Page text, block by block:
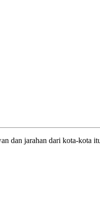
dan jarahan dari kota-kota